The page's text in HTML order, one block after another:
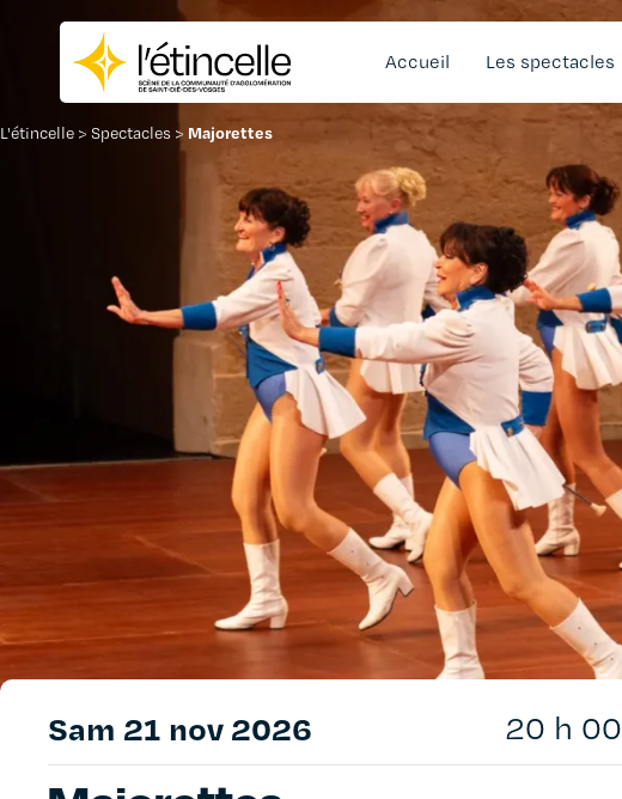
Accueil Les spectacles
L'étincelle > Spectacles > Majorettes
sam 21 nov 2026 20 h 00